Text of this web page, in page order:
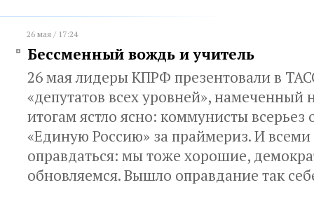
26 мая / 17:24
Бессменный вождь и учитель
26 мая лидеры КПРФ презентовали в
«депутатов всех уровней», намеченный
итогам ястло ясно: коммунисты всерьез
«Единую Россию» за праймериз. И
оправдаться: мы тоже хорошие,
обновляемся. Вышло оправдание так